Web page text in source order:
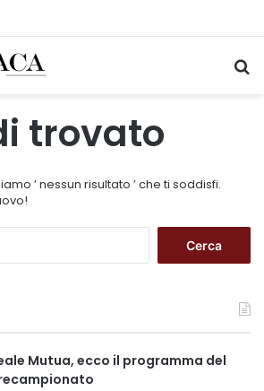
trovato
’ nessun risultato ’ che ti soddisfi.
c
p
Mutua, ecco il programma del